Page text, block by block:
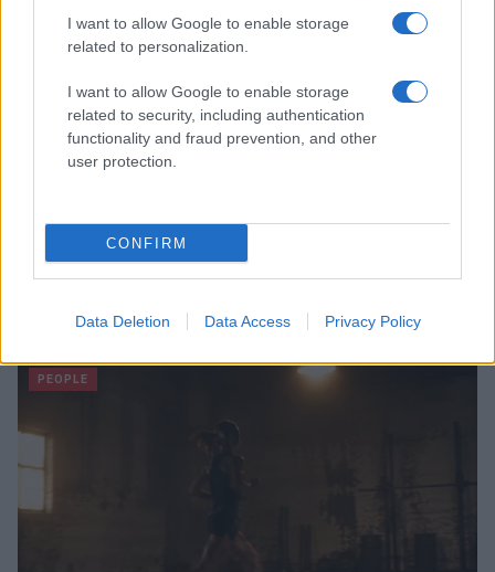
I want to allow Google to enable storage
related to personalization.
I want to allow Google to enable storage
related to security, including authentication
functionality and fraud prevention, and other
user protection.
CONFIRM
Data Deletion Data Access Privacy Policy
Allenamento in spiaggia: sequenze a corpo libero
Cristian Castiglioni · 8 Ago 2026
PEOPLE